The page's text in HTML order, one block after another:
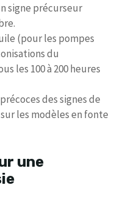
signe précurseur
(pour les pompes
du
les 100 à 200 heures
des signes de
les modèles en fonte
une